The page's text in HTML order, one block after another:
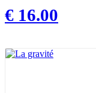
€ 16.00